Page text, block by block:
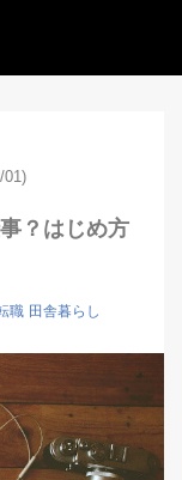
01)
？はじめ方
職 田舎暮らし